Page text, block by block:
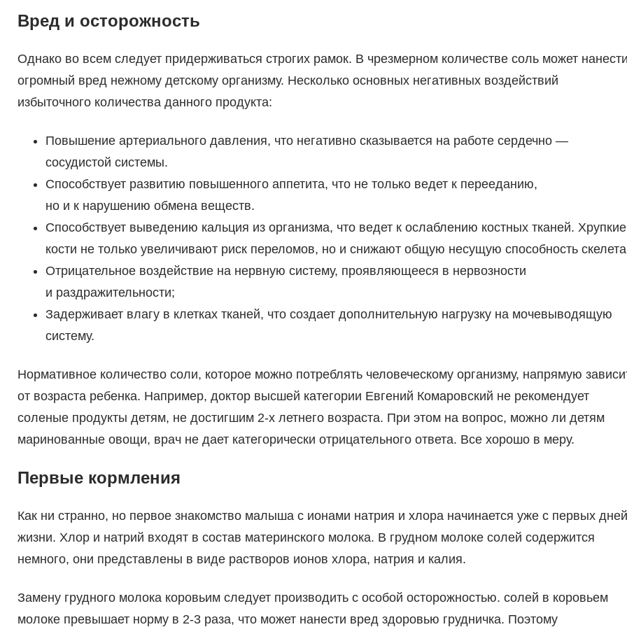
Вред и осторожность
Однако во всем следует придерживаться строгих рамок. В чрезмерном количестве соль может
огромный вред нежному детскому организму. Несколько основных негативных воздействий
избыточного количества данного продукта:
Повышение артериального давления, что негативно сказывается на работе сердечно —
сосудистой системы.
Способствует развитию повышенного аппетита, что не только ведет к перееданию,
но и к нарушению обмена веществ.
Способствует выведению кальция из организма, что ведет к ослаблению костных тканей. Хрупкие
кости не только увеличивают риск переломов, но и снижают общую несущую способность
Отрицательное воздействие на нервную систему, проявляющееся в нервозности
и раздражительности;
Задерживает влагу в клетках тканей, что создает дополнительную нагрузку на мочевыводящую
систему.
Нормативное количество соли, которое можно потреблять человеческому организму, напрямую
от возраста ребенка. Например, доктор высшей категории Евгений Комаровский не рекомендует
соленые продукты детям, не достигшим 2-х летнего возраста. При этом на вопрос, можно ли детям
маринованные овощи, врач не дает категорически отрицательного ответа. Все хорошо в меру.
Первые кормления
Как ни странно, но первое знакомство малыша с ионами натрия и хлора начинается уже с первых дней
жизни. Хлор и натрий входят в состав материнского молока. В грудном молоке солей содержится
немного, они представлены в виде растворов ионов хлора, натрия и калия.
Замену грудного молока коровьим следует производить с особой осторожностью. солей в коровьем
молоке превышает норму в 2-3 раза, что может нанести вред здоровью грудничка. Поэтому